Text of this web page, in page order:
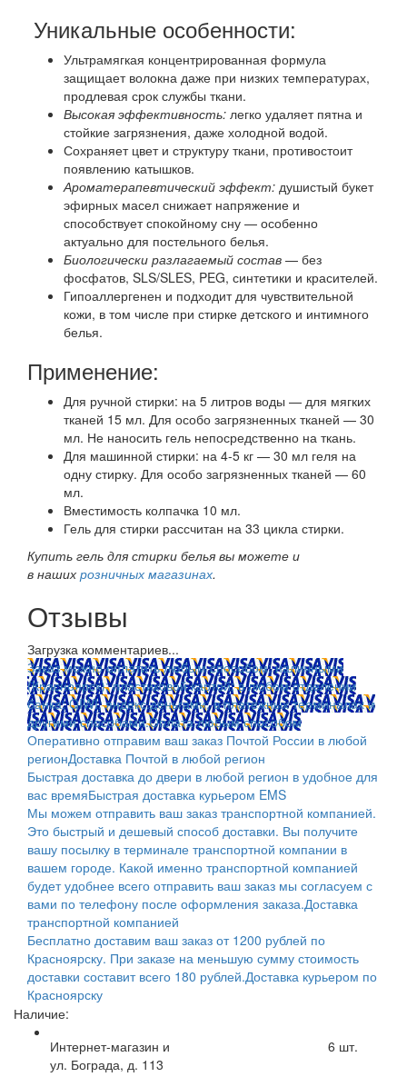
Уникальные особенности:
Ультрамягкая концентрированная формула
защищает волокна даже при низких температурах,
продлевая срок службы ткани.
Высокая эффективность: легко удаляет пятна и
стойкие загрязнения, даже холодной водой.
Сохраняет цвет и структуру ткани, противостоит
появлению катышков.
Ароматерапевтический эффект: душистый букет
эфирных масел снижает напряжение и
способствует спокойному сну — особенно
актуально для постельного белья.
Биологически разлагаемый состав — без
фосфатов, SLS/SLES, PEG, синтетики и красителей.
Гипоаллергенен и подходит для чувствительной
кожи, в том числе при стирке детского и интимного
белья.
Применение:
Для ручной стирки: на 5 литров воды — для мягких
тканей 15 мл. Для особо загрязненных тканей — 30
мл. Не наносить гель непосредственно на ткань.
Для машинной стирки: на 4-5 кг — 30 мл геля на
одну стирку. Для особо загрязненных тканей — 60
мл.
Вместимость колпачка 10 мл.
Гель для стирки рассчитан на 33 цикла стирки.
Купить гель для стирки белья вы можете и
в наших розничных магазинах.
Отзывы
Загрузка комментариев...
Заказ можно оплатить любым способом: наличными
(Красноярск); пластиковой картой; в любом отделении
банка; QIWI, яндекс.деньгами; в платежных терминалах и
другими способами.Оплата любым способом
Оперативно отправим ваш заказ Почтой России в любой
регионДоставка Почтой в любой регион
Быстрая доставка до двери в любой регион в удобное для
вас времяБыстрая доставка курьером EMS
Мы можем отправить ваш заказ транспортной компанией.
Это быстрый и дешевый способ доставки. Вы получите
вашу посылку в терминале транспортной компании в
вашем городе. Какой именно транспортной компанией
будет удобнее всего отправить ваш заказ мы согласуем с
вами по телефону после оформления заказа.Доставка
транспортной компанией
Бесплатно доставим ваш заказ от 1200 рублей по
Красноярску. При заказе на меньшую сумму стоимость
доставки составит всего 180 рублей.Доставка курьером по
Красноярску
Наличие:
Интернет-магазин и
ул. Бограда, д. 113
6 шт.